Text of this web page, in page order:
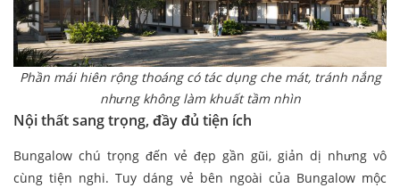
Phần mái hiên rộng thoáng có tác dụng che mát, tránh nắng
nhưng không làm khuất tầm nhìn
Nội thất sang trọng, đầy đủ tiện ích
Bungalow chú trọng đến vẻ đẹp gần gũi, giản dị nhưng vô
cùng tiện nghi. Tuy dáng vẻ bên ngoài của Bungalow mộc